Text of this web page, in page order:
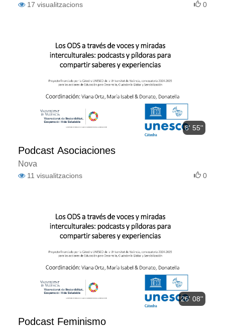
17 visualitzacions 0
8' 55''
Podcast Asociaciones
Nova
11 visualitzacions 0
26' 08''
Podcast Feminismo